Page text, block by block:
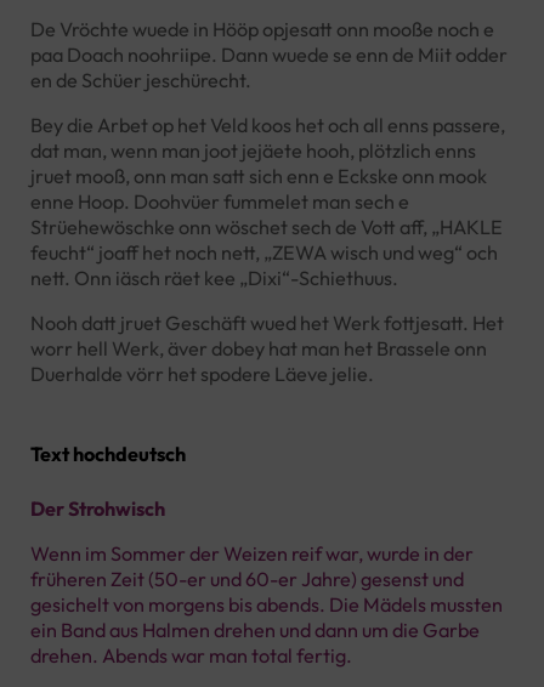
De Vröchte wuede in Hööp opjesatt onn mooße noch e
paa Doach noohriipe. Dann wuede se enn de Miit odder
en de Schüer jeschürecht.
Bey die Arbet op het Veld koos het och all enns passere,
dat man, wenn man joot jejäete hooh, plötzlich enns
jruet mooß, onn man satt sich enn e Eckske onn mook
enne Hoop. Doohvüer fummelet man sech e
Strüehewöschke onn wöschet sech de Vott aff, „HAKLE
feucht“ joaff het noch nett, „ZEWA wisch und weg“ och
nett. Onn iäsch räet kee „Dixi“-Schiethuus.
Nooh datt jruet Geschäft wued het Werk fottjesatt. Het
worr hell Werk, äver dobey hat man het Brassele onn
Duerhalde vörr het spodere Läeve jelie.
Text hochdeutsch
Der Strohwisch
Wenn im Sommer der Weizen reif war, wurde in der
früheren Zeit (50-er und 60-er Jahre) gesenst und
gesichelt von morgens bis abends. Die Mädels mussten
ein Band aus Halmen drehen und dann um die Garbe
drehen. Abends war man total fertig.